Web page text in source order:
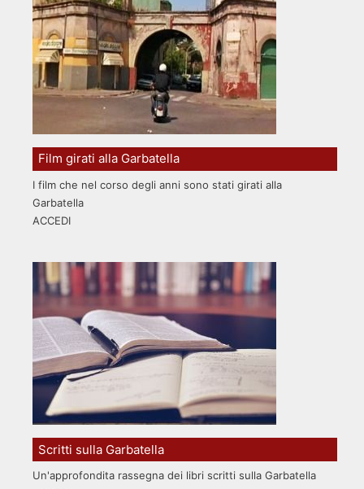
Film girati alla Garbatella
I film che nel corso degli anni sono stati girati alla
Garbatella
ACCEDI
Scritti sulla Garbatella
Un'approfondita rassegna dei libri scritti sulla Garbatella